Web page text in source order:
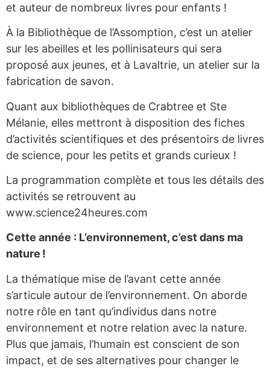
et auteur de nombreux livres pour enfants !
À la Bibliothèque de l’Assomption, c’est un atelier
sur les abeilles et les pollinisateurs qui sera
proposé aux jeunes, et à Lavaltrie, un atelier sur la
fabrication de savon.
Quant aux bibliothèques de Crabtree et Ste
Mélanie, elles mettront à disposition des fiches
d’activités scientifiques et des présentoirs de livres
de science, pour les petits et grands curieux !
La programmation complète et tous les détails des
activités se retrouvent au
www.science24heures.com
Cette année : L’environnement, c’est dans ma
nature !
La thématique mise de l’avant cette année
s’articule autour de l’environnement. On aborde
notre rôle en tant qu’individus dans notre
environnement et notre relation avec la nature.
Plus que jamais, l’humain est conscient de son
impact, et de ses alternatives pour changer le